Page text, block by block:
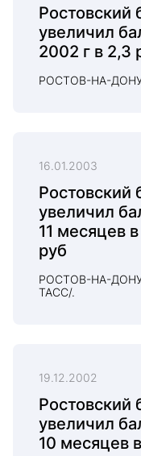
Ростовский
увеличил
2002 г в 2,3
РОСТОВ-НА-
16.01.2003
Ростовский
увеличил
11 месяцев
руб
РОСТОВ-НА-
ТАСС/.
19.12.2002
Ростовский
увеличил
10 месяцев